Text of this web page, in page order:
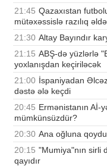
21:45 Qazaxıstan
mütəxəssislə razılıq
21:30 Altay Bayındır
21:15 ABŞ-də yüzlərlə
yoxlanışdan keçiriləcək
21:00 İspaniyadan
dəstə ələ keçdi
20:45 Ermənistanın Aİ-
mümkünsüzdür?
20:30 Ana oğluna
20:15 "Mumiya"nın sirli
qayıdır